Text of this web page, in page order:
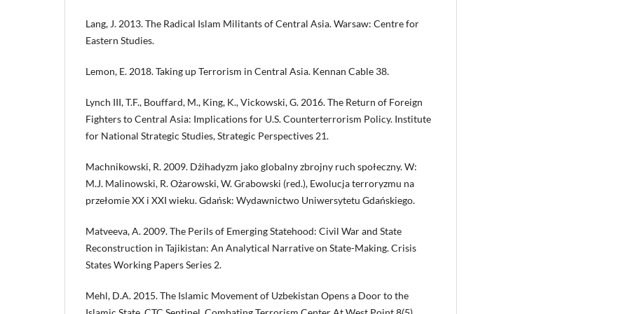
Lang, J. 2013. The Radical Islam Militants of Central Asia. Warsaw: Centre for
Eastern Studies.
Lemon, E. 2018. Taking up Terrorism in Central Asia. Kennan Cable 38.
Lynch III, T.F., Bouffard, M., King, K., Vickowski, G. 2016. The Return of Foreign
Fighters to Central Asia: Implications for U.S. Counterterrorism Policy. Institute
for National Strategic Studies, Strategic Perspectives 21.
Machnikowski, R. 2009. Dżihadyzm jako globalny zbrojny ruch społeczny. W:
M.J. Malinowski, R. Ożarowski, W. Grabowski (red.), Ewolucja terroryzmu na
przełomie XX i XXI wieku. Gdańsk: Wydawnictwo Uniwersytetu Gdańskiego.
Matveeva, A. 2009. The Perils of Emerging Statehood: Civil War and State
Reconstruction in Tajikistan: An Analytical Narrative on State-Making. Crisis
States Working Papers Series 2.
Mehl, D.A. 2015. The Islamic Movement of Uzbekistan Opens a Door to the